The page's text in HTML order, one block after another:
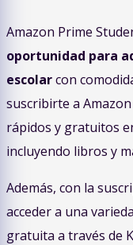
Amazon Prime
oportunidad para
escolarcon
suscribirte a
rápidos y gratuitos
incluyendo libros y
Además, con la
acceder a una
gratuita a través de